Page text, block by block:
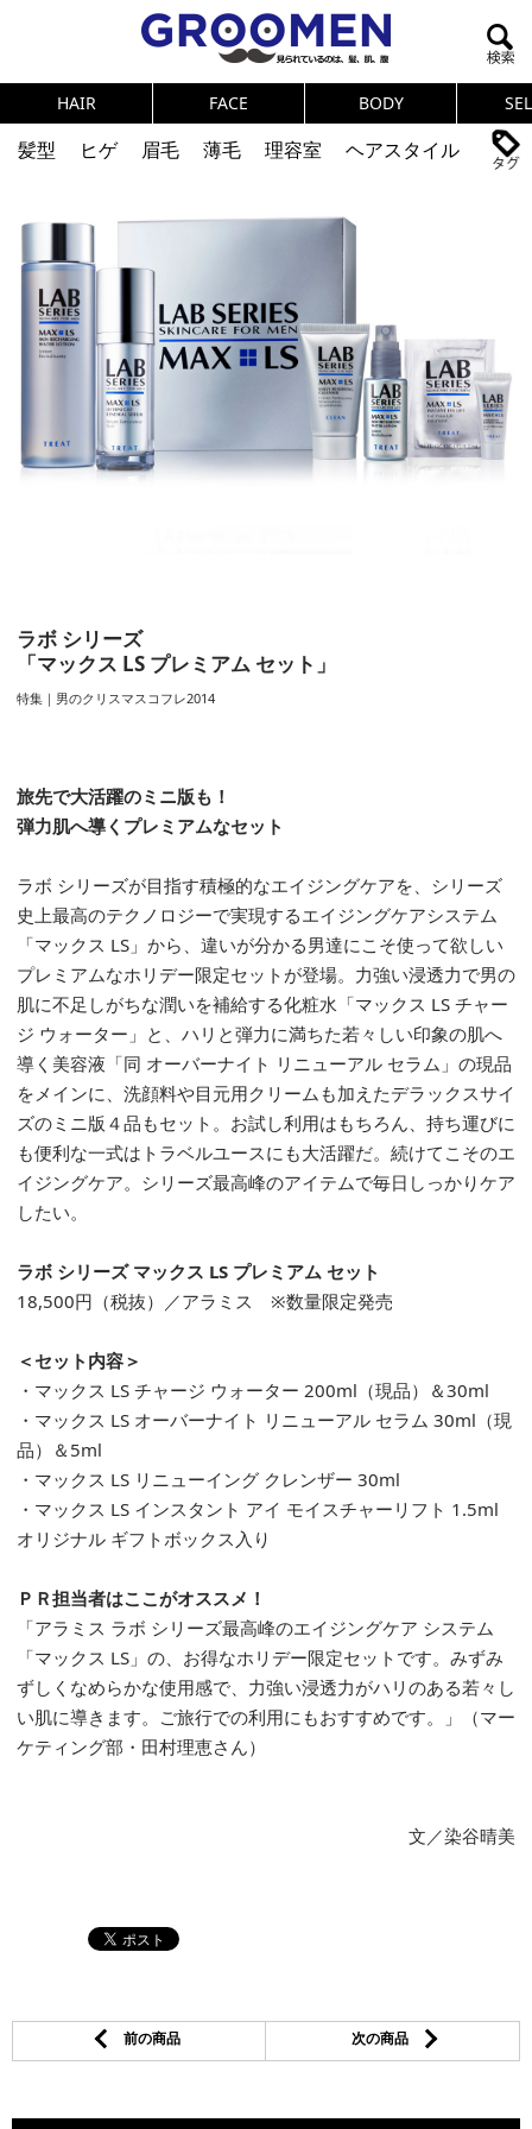
HAIR FACE BODY
髪型 ヒゲ 眉毛 薄毛 理容室
ヘアスタイル
メンズコスメ
筋肉
テストステロン
海外セレブ 眉毛
健康
スキンケア 食事
調査結果
トレーニング
頭皮ケア
ダイエット
理容室
ラボ シリーズ
「マックス LS プレミアム セット」
特集｜男のクリスマスコフレ2014
旅先で大活躍のミニ版も！
弾力肌へ導くプレミアムなセット
ラボ シリーズが目指す積極的なエイジングケアを、シリーズ
史上最高のテクノロジーで実現するエイジングケアシステム
「マックス LS」から、違いが分かる男達にこそ使って欲しい
プレミアムなホリデー限定セットが登場。力強い浸透力で男の
肌に不足しがちな潤いを補給する化粧水「マックス LS チャー
ジ ウォーター」と、ハリと弾力に満ちた若々しい印象の肌へ
導く美容液「同 オーバーナイト リニューアル セラム」の現品
をメインに、洗顔料や目元用クリームも加えたデラックスサイ
ズのミニ版４品もセット。お試し利用はもちろん、持ち運びに
も便利な一式はトラベルユースにも大活躍だ。続けてこそのエ
イジングケア。シリーズ最高峰のアイテムで毎日しっかりケア
したい。
ラボ シリーズ マックス LS プレミアム セット
18,500円（税抜）／アラミス ※数量限定発売
＜セット内容＞
・マックス LS チャージ ウォーター 200ml（現品）＆30ml
・マックス LS オーバーナイト リニューアル セラム 30ml（現
品）＆5ml
・マックス LS リニューイング クレンザー 30ml
・マックス LS インスタント アイ モイスチャーリフト 1.5ml
オリジナル ギフトボックス入り
ＰＲ担当者はここがオススメ！
「アラミス ラボ シリーズ最高峰のエイジングケア システム
「マックス LS」の、お得なホリデー限定セットです。みずみ
ずしくなめらかな使用感で、力強い浸透力がハリのある若々し
い肌に導きます。ご旅行での利用にもおすすめです。」（マー
ケティング部・田村理恵さん）
文／染谷晴美
前の商品 次の商品